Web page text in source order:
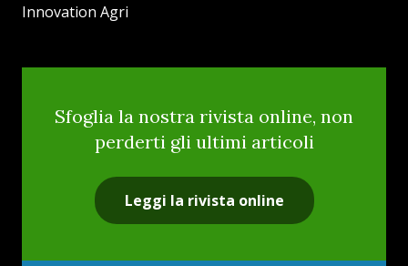
Innovation Agri
Sfoglia la nostra rivista online, non
perderti gli ultimi articoli
Leggi la rivista online